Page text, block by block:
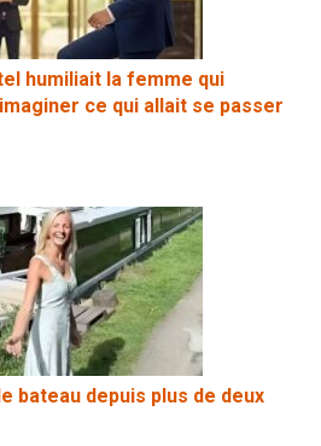
humiliait la femme qui
ce qui allait se passer
bateau depuis plus de deux